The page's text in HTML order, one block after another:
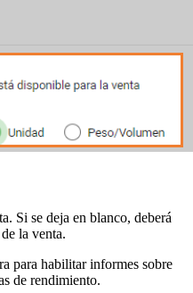
Si se deja en blanco, deberá
la venta.
para habilitar informes sobre
de rendimiento.